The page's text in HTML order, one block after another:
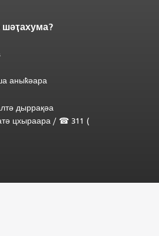
хада
аныҟәара
дыррақәа
☎ 311 (
цхыраара /